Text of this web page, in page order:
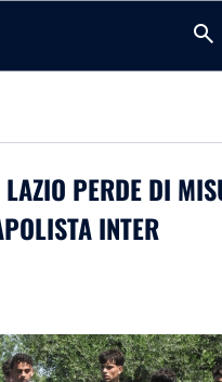
search
PERDE DI
INTER